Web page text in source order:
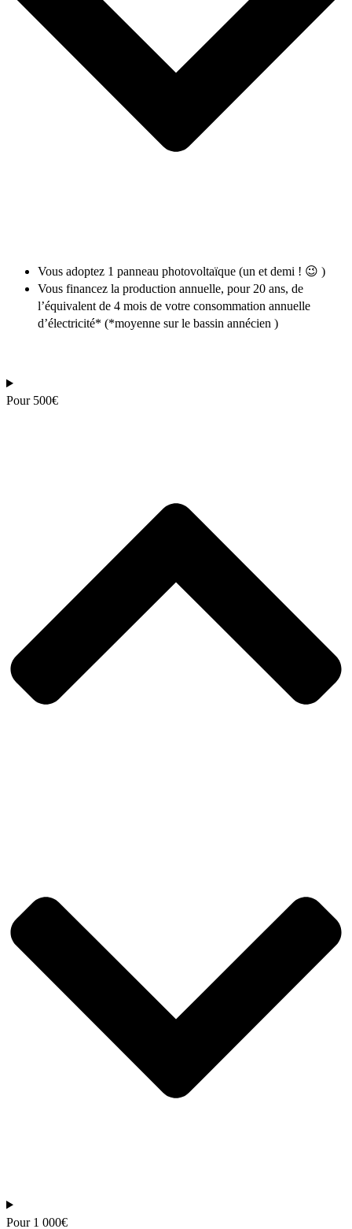
Vous adoptez 1 panneau photovoltaïque (un et demi ! 😉 )
Vous financez la production annuelle, pour 20 ans, de
l’équivalent de 4 mois de votre consommation annuelle
d’électricité* (*moyenne sur le bassin annécien )
Pour 500€
Pour 1 000€